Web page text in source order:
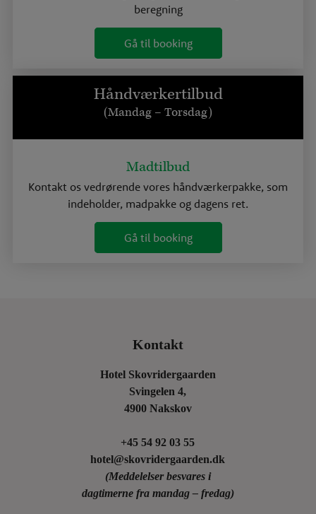
beregning
Gå til booking
Håndværkertilbud
(Mandag – Torsdag)
Madtilbud
Kontakt os vedrørende vores håndværkerpakke, som
indeholder, madpakke og dagens ret.
Gå til booking
Kontakt
Hotel Skovridergaarden
Svingelen 4,
4900 Nakskov
+45 54 92 03 55
hotel@skovridergaarden.dk
(Meddelelser besvares i
dagtimerne fra mandag – fredag)